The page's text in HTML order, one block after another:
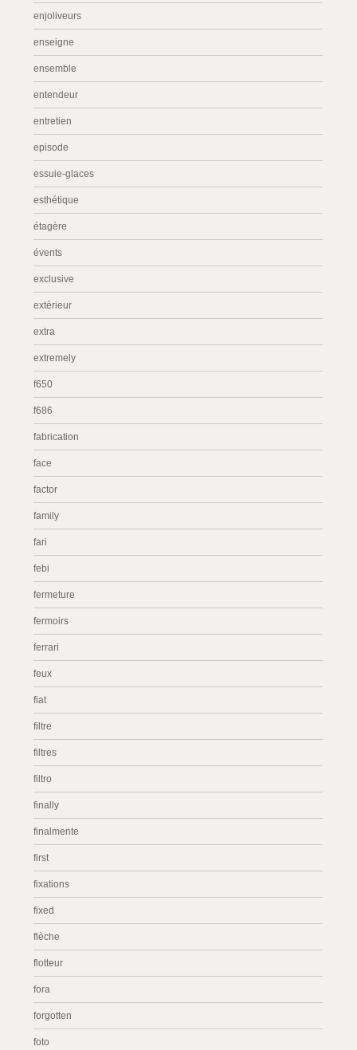
enjoliveurs
enseigne
ensemble
entendeur
entretien
episode
essuie-glaces
esthétique
étagère
évents
exclusive
extérieur
extra
extremely
f650
f686
fabrication
face
factor
family
fari
febi
fermeture
fermoirs
ferrari
feux
fiat
filtre
filtres
filtro
finally
finalmente
first
fixations
fixed
flèche
flotteur
fora
forgotten
foto